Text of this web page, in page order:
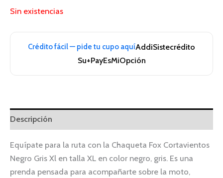
Sin existencias
Crédito fácil — pide tu cupo aquíAddiSistecrédito
Su+PayEsMiOpción
Descripción
Equípate para la ruta con la Chaqueta Fox Cortavientos
Negro Gris Xl en talla XL en color negro, gris. Es una
prenda pensada para acompañarte sobre la moto,